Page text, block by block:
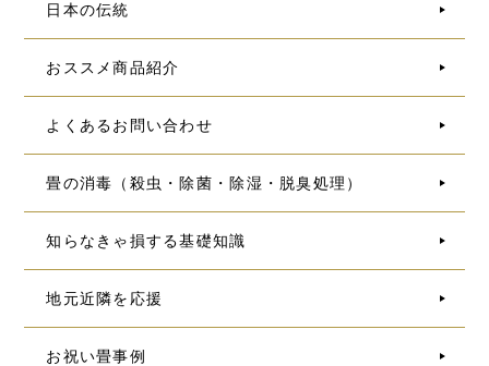
日本の伝統
おススメ商品紹介
よくあるお問い合わせ
畳の消毒（殺虫・除菌・除湿・脱臭処理）
知らなきゃ損する基礎知識
地元近隣を応援
お祝い畳事例